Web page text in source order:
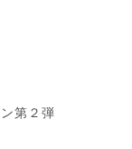
第２弾